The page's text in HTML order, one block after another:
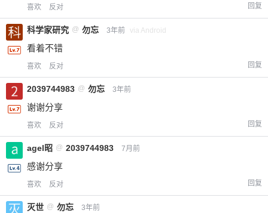
喜欢 反对 回复
科学家研究 @ 勿忘 3年前 via Android
看着不错
喜欢 反对 回复
2039744983 @ 勿忘 3年前
谢谢分享
喜欢 反对 回复
agel昭 @ 2039744983 7月前
感谢分享
喜欢 反对 回复
灭世 @ 勿忘 3年前